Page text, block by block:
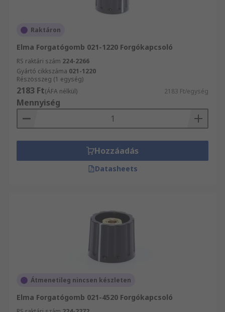
Raktáron
Elma Forgatógomb 021-1220 Forgókapcsoló
RS raktári szám 224-2266
Gyártó cikkszáma 021-1220
Részösszeg (1 egység)
2183 Ft(ÁFA nélkül) 2183 Ft/egység
Mennyiség
Hozzáadás
Datasheets
Átmenetileg nincsen készleten
Elma Forgatógomb 021-4520 Forgókapcsoló